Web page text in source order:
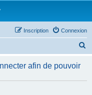
Connexion
Inscription
h
afin de pouvoir